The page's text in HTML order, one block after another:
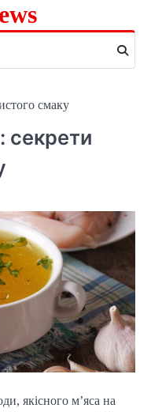
смаку
секрети
якісного м’яса на